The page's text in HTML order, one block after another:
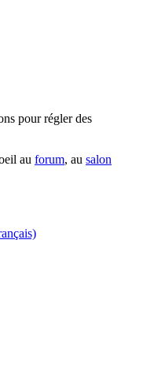
pour régler des
au forum, au salon